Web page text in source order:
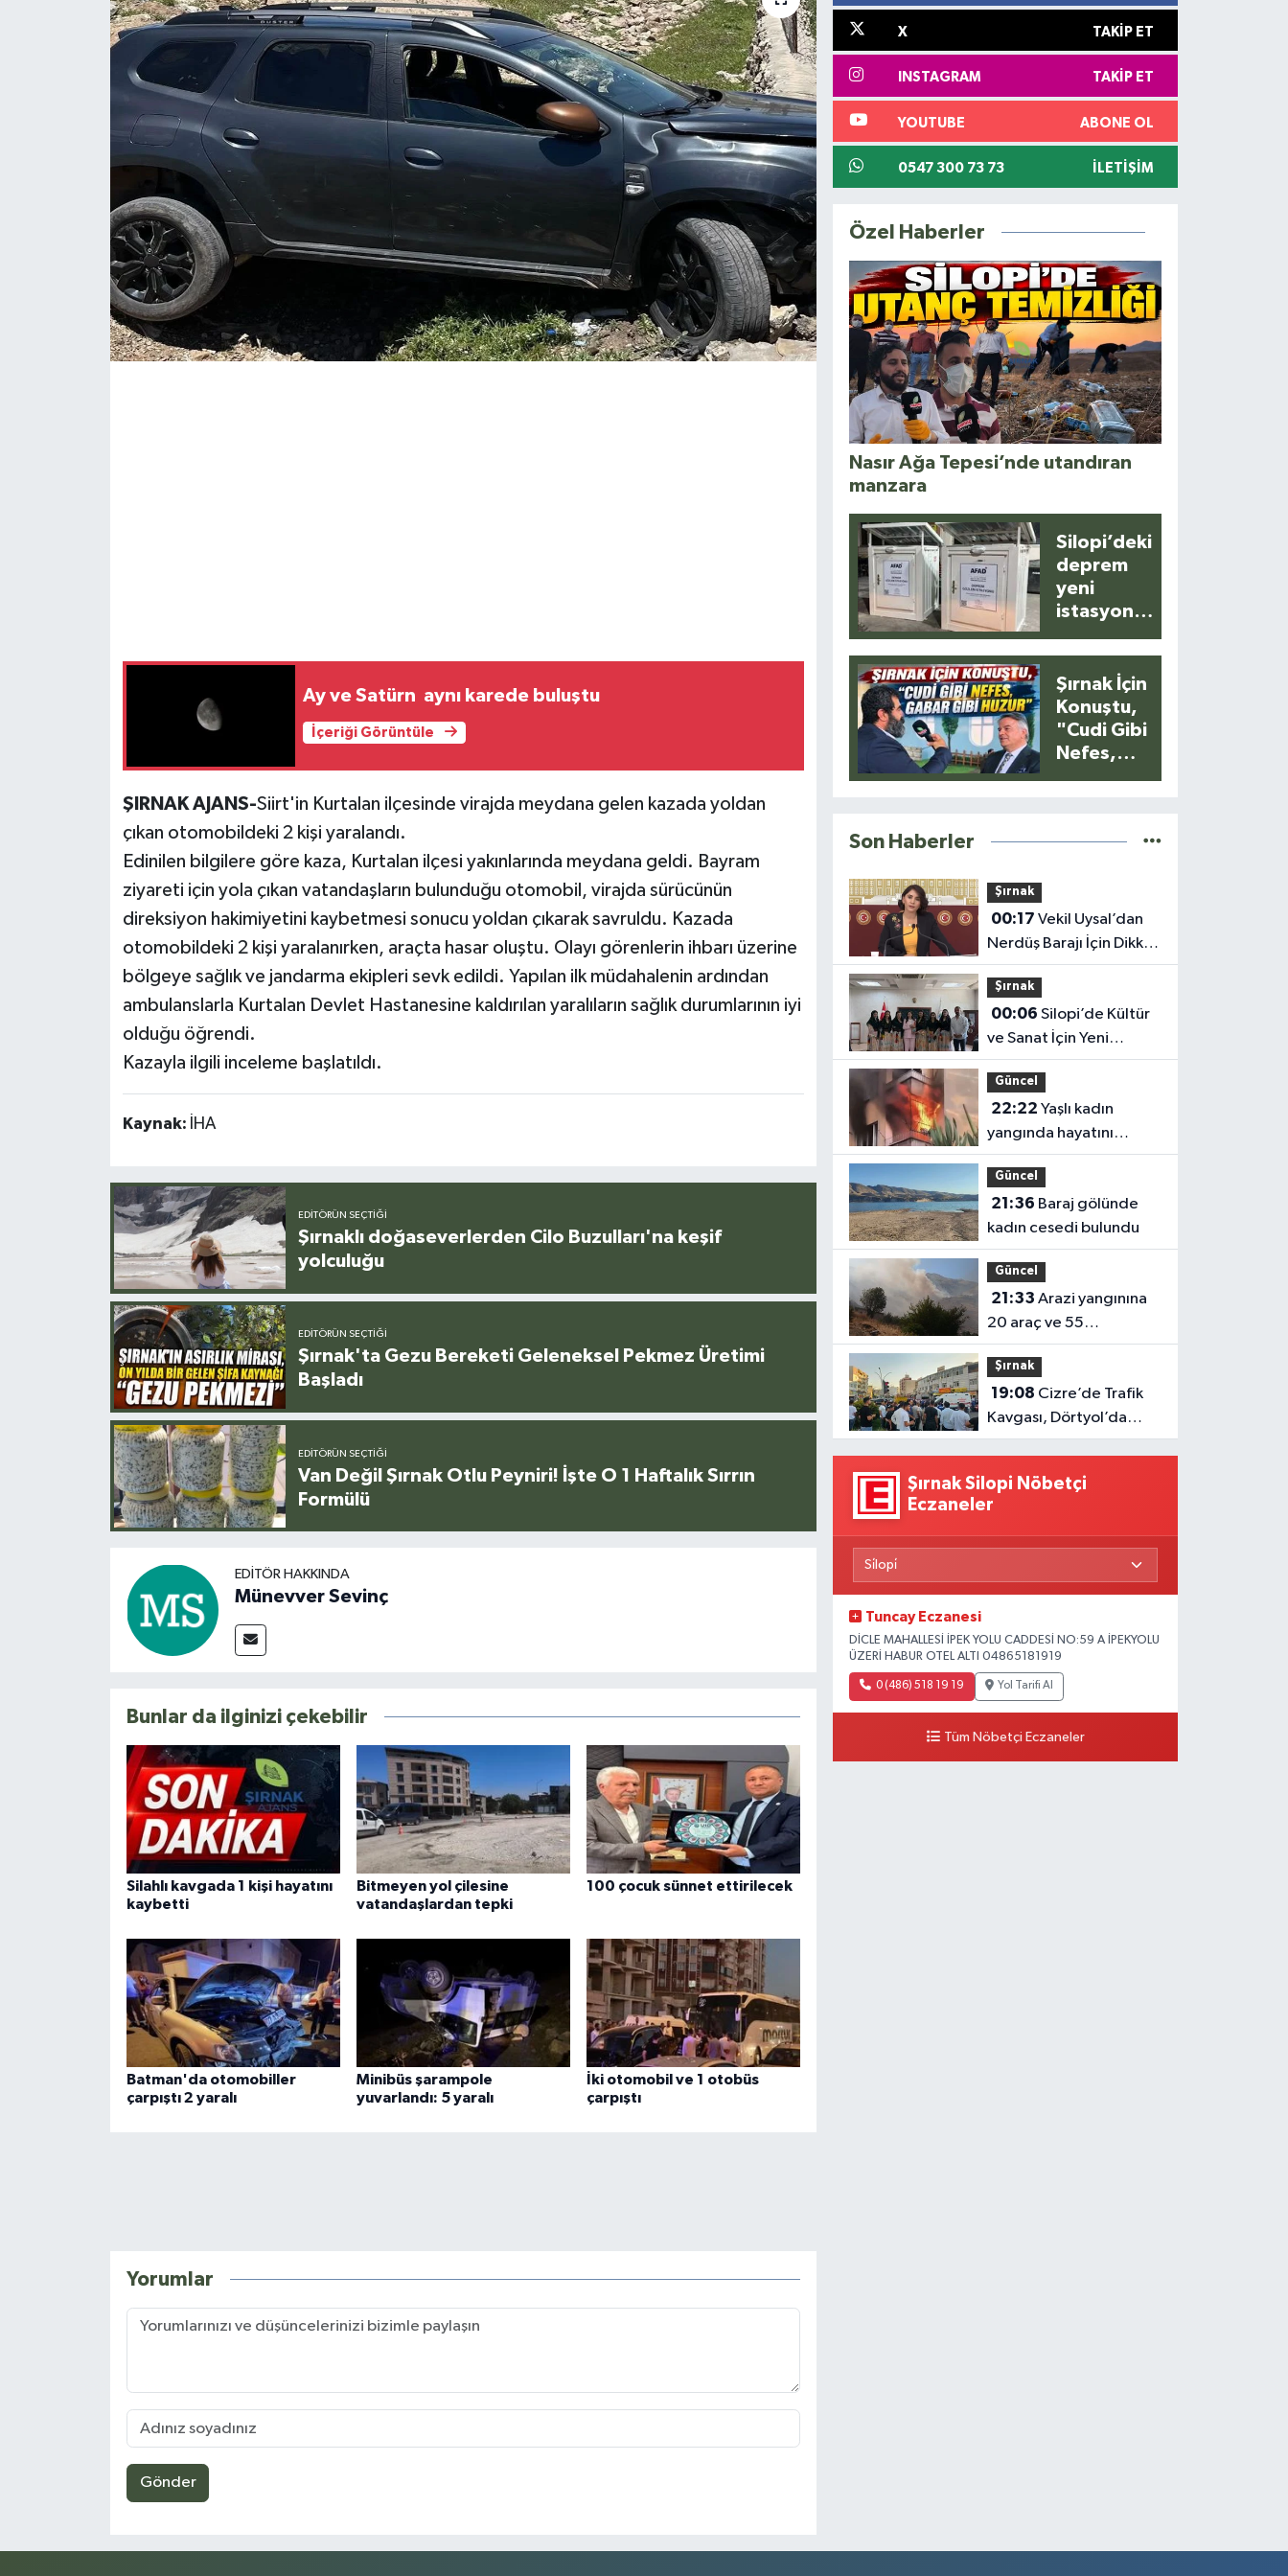
Ay ve Satürn aynı karede buluştu
İçeriği Görüntüle
ŞIRNAK AJANS-Siirt'in Kurtalan ilçesinde virajda meydana gelen kazada yoldan
çıkan otomobildeki 2 kişi yaralandı.
Edinilen bilgilere göre kaza, Kurtalan ilçesi yakınlarında meydana geldi. Bayram
ziyareti için yola çıkan vatandaşların bulunduğu otomobil, virajda sürücünün
direksiyon hakimiyetini kaybetmesi sonucu yoldan çıkarak savruldu. Kazada
otomobildeki 2 kişi yaralanırken, araçta hasar oluştu. Olayı görenlerin ihbarı üzerine
bölgeye sağlık ve jandarma ekipleri sevk edildi. Yapılan ilk müdahalenin ardından
ambulanslarla Kurtalan Devlet Hastanesine kaldırılan yaralıların sağlık durumlarının iyi
olduğu öğrendi.
Kazayla ilgili inceleme başlatıldı.
Kaynak: İHA
EDITÖRÜN SEÇTIĞI
Şırnaklı doğaseverlerden Cilo Buzulları'na keşif
yolculuğu
EDITÖRÜN SEÇTIĞI
Şırnak'ta Gezu Bereketi Geleneksel Pekmez Üretimi
Başladı
EDITÖRÜN SEÇTIĞI
Van Değil Şırnak Otlu Peyniri! İşte O 1 Haftalık Sırrın
Formülü
EDITÖR HAKKINDA
Münevver Sevinç
Bunlar da ilginizi çekebilir
Silahlı kavgada 1 kişi hayatını
kaybetti
Bitmeyen yol çilesine
vatandaşlardan tepki
100 çocuk sünnet ettirilecek
Batman'da otomobiller
çarpıştı 2 yaralı
Minibüs şarampole
yuvarlandı: 5 yaralı
İki otomobil ve 1 otobüs
çarpıştı
Yorumlar
Gönder
X TAKIP ET
INSTAGRAM TAKIP ET
YOUTUBE ABONE OL
0547 300 73 73 İLETIŞIM
Özel Haberler
Nasır Ağa Tepesi’nde utandıran
manzara
Silopi’deki
deprem
yeni
istasyonla
kaydedildi
Şırnak İçin
Konuştu,
"Cudi Gibi
Nefes,
Son Haberler
Şırnak
00:17
Nerdüş Barajı İçin Dikkat
Çeken İddia
Şırnak
00:06
ve Sanat İçin Yeni
Adımlar
Güncel
22:22
yangında hayatını
kaybetti
Güncel
21:36
kadın cesedi bulundu
Güncel
21:33
20 araç ve 55
personelle müdahale
sürüyor
Şırnak
19:08
Kavgası, Dörtyol’da
Geçişler Durdu
Şırnak Silopi Nöbetçi
Eczaneler
Tuncay Eczanesi
DİCLE MAHALLESİ İPEK YOLU CADDESİ NO:59 A İPEKYOLU
ÜZERİ HABUR OTEL ALTI 04865181919
0 (486) 518 19 19 Yol Tarifi Al
Tüm Nöbetçi Eczaneler
Siyaset